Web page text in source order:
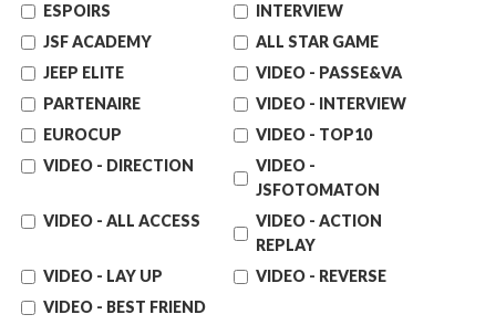
ESPOIRS
INTERVIEW
JSF ACADEMY
ALL STAR GAME
JEEP ELITE
VIDEO - PASSE&VA
PARTENAIRE
VIDEO - INTERVIEW
EUROCUP
VIDEO - TOP10
VIDEO - DIRECTION
VIDEO -
JSFOTOMATON
VIDEO - ALL ACCESS
VIDEO - ACTION
REPLAY
VIDEO - LAY UP
VIDEO - REVERSE
VIDEO - BEST FRIEND